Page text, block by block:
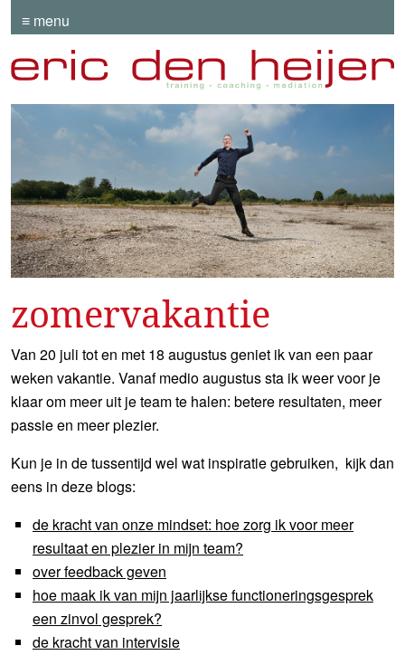
≡ menu
zomervakantie
Van 20 juli tot en met 18 augustus geniet ik van een paar
weken vakantie. Vanaf medio augustus sta ik weer voor je
klaar om meer uit je team te halen: betere resultaten, meer
passie en meer plezier.
Kun je in de tussentijd wel wat inspiratie gebruiken, kijk dan
eens in deze blogs:
de kracht van onze mindset: hoe zorg ik voor meer
resultaat en plezier in mijn team?
over feedback geven
hoe maak ik van mijn jaarlijkse functioneringsgesprek
een zinvol gesprek?
de kracht van intervisie